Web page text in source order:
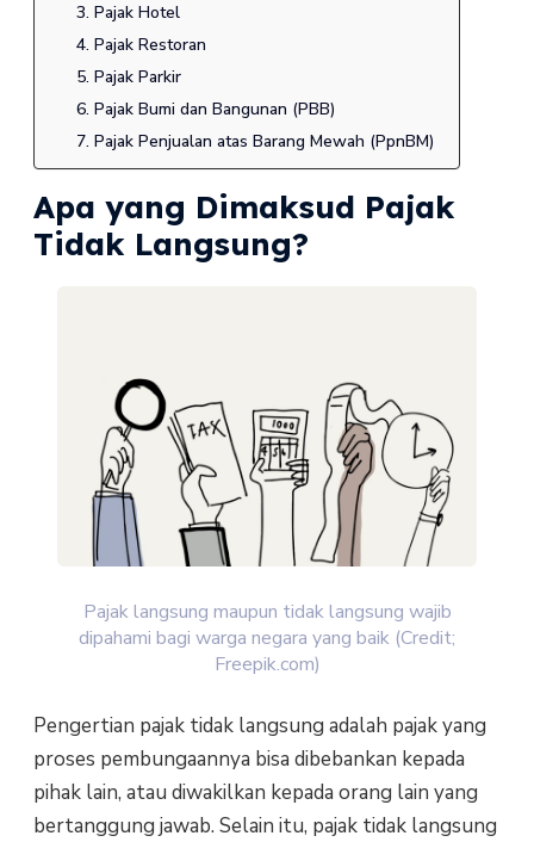
3. Pajak Hotel
4. Pajak Restoran
5. Pajak Parkir
6. Pajak Bumi dan Bangunan (PBB)
7. Pajak Penjualan atas Barang Mewah (PpnBM)
Apa yang Dimaksud Pajak
Tidak Langsung?
Pajak langsung maupun tidak langsung wajib
dipahami bagi warga negara yang baik (Credit;
Freepik.com)
Pengertian pajak tidak langsung adalah pajak yang
proses pembungaannya bisa dibebankan kepada
pihak lain, atau diwakilkan kepada orang lain yang
bertanggung jawab. Selain itu, pajak tidak langsung